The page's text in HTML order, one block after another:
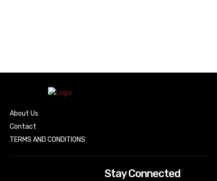
About Us
Contact
TERMS AND CONDITIONS
Stay Connected